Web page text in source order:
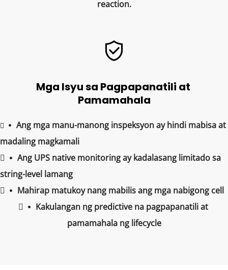
reaction.
Mga Isyu sa Pagpapanatili at
Pamamahala
  Ang mga manu-manong inspeksyon ay hindi mabisa at
madaling magkamali

 Ang UPS native monitoring ay kadalasang limitado sa
string-level lamang

 Mahirap matukoy nang mabilis ang mga nabigong cell

 Kakulangan ng predictive na pagpapanatili at
pamamahala ng lifecycle